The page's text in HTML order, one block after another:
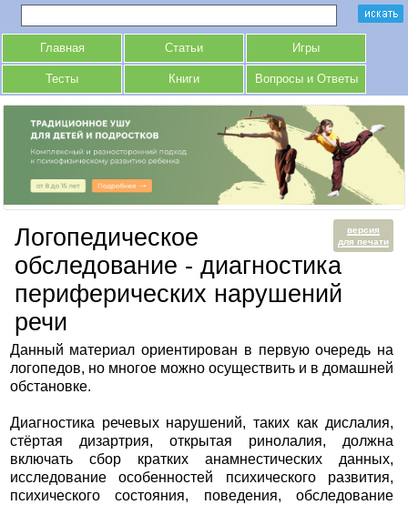
Главная Статьи Игры
Тесты Книги Вопросы и Ответы
версия
для печати
Логопедическое
обследование - диагностика
периферических нарушений
речи
Данный материал ориентирован в первую очередь на
логопедов, но многое можно осуществить и в домашней
обстановке.
Диагностика речевых нарушений, таких как дислалия,
стёртая дизартрия, открытая ринолалия, должна
включать сбор кратких анамнестических данных,
исследование особенностей психического развития,
психического состояния, поведения, обследование